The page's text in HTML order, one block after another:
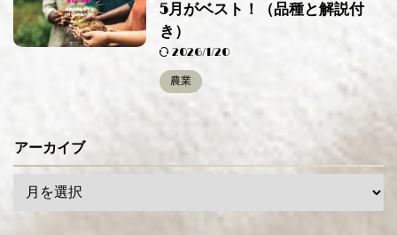
5月がベスト！（品種と解説付
き）
2026/1/20
農業
アーカイブ